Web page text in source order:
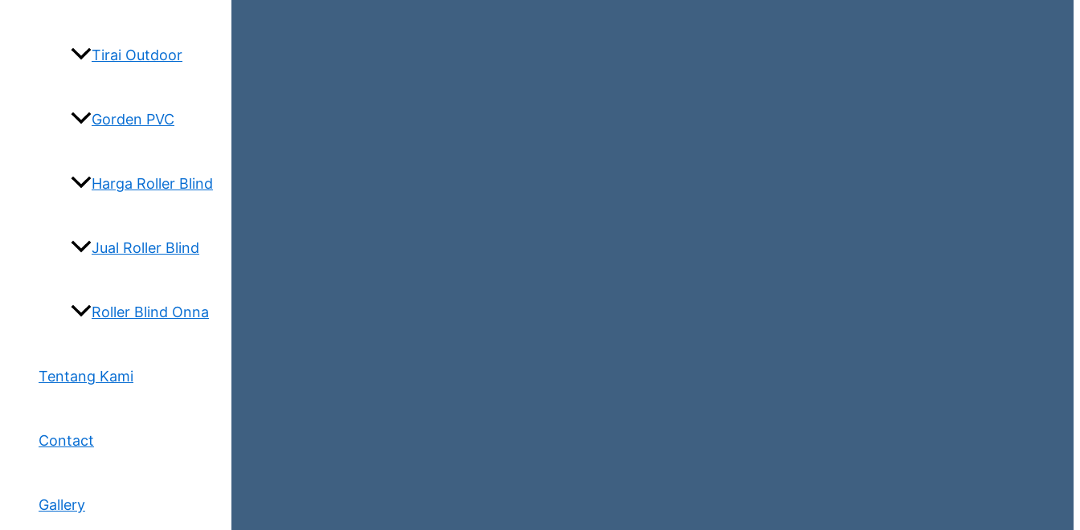
Tirai Outdoor
Gorden PVC
Harga Roller Blind
Jual Roller Blind
Roller Blind Onna
Tentang Kami
Contact
Gallery